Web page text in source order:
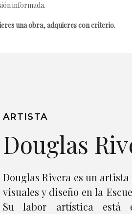
informada.
una obra, adquieres con criterio.
ARTISTA
Douglas
Douglas Rivera es un
visuales y diseño en la
Su labor artística está